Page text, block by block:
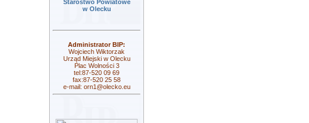
Starostwo Powiatowe
w Olecku
Administrator BIP:
Wojciech Wiktorzak
Urząd Miejski w Olecku
Plac Wolności 3
tel:87-520 09 69
fax:87-520 25 58
e-mail: orn1@olecko.eu